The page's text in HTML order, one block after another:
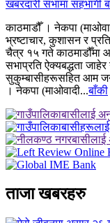
काठमाडौँ । नेकपा
भ्रष्टाचार, कुशासन र
चैत्र १५ गते काठमाडौँमा
सभाप्रति ऐक्यबद्धता
सुकुम्बासीहरूसहित आम
। नेकपा (माओवादी...बाँकी
ताजा खबरहरु